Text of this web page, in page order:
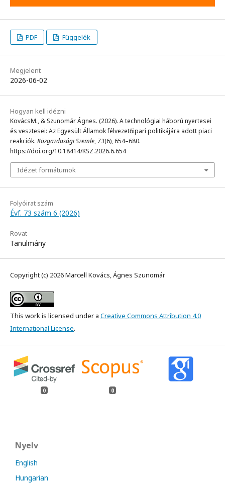
PDF Függelék
Megjelent
2026-06-02
Hogyan kell idézni
KovácsM., & Szunomár Ágnes. (2026). A technológiai háború nyertesei
és vesztesei: Az Egyesült Államok félvezetőipari politikájára adott piaci
reakciók. Közgazdasági Szemle, 73(6), 654–680.
https://doi.org/10.18414/KSZ.2026.6.654
Idézet formátumok
Folyóirat szám
Évf. 73 szám 6 (2026)
Rovat
Tanulmány
Copyright (c) 2026 Marcell Kovács, Ágnes Szunomár
This work is licensed under a Creative Commons Attribution 4.0
International License.
0 0
Nyelv
English
Hungarian